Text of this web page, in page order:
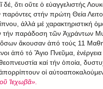
δέ, ὅτι οὔτε ὁ εὐαγγελιστής
στήν πρώτη Θεία
ἀλλά μέ χαρακτηριστική
τήν παράδοση τῶν Ἀχράντων
ὅσων ἄκουσαν ἀπό τούς 11
ἀπό τό Ἅγιο Πνεῦμα,
καί τήν ὁποία,
οἱ
Ἰεχωβᾶ».